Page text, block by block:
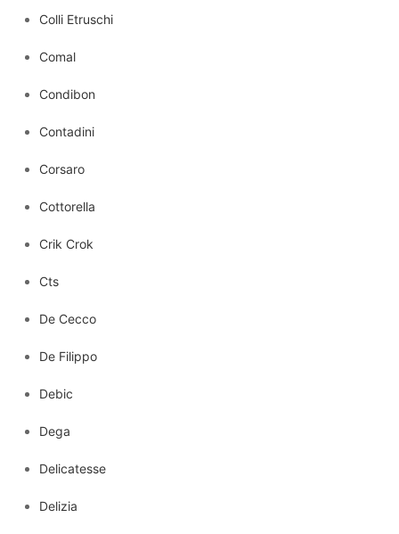
Colli Etruschi
Comal
Condibon
Contadini
Corsaro
Cottorella
Crik Crok
Cts
De Cecco
De Filippo
Debic
Dega
Delicatesse
Delizia